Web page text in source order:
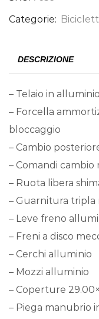
Categorie:
DESCRIZIONE
– Telaio in alluminio
– Forcella
bloccaggio
– Cambio
– Comandi
– Ruota libera
– Guarnitura tripla
– Leve freno
– Freni a disco
– Cerchi alluminio
– Mozzi alluminio
– Coperture
– Piega manubrio